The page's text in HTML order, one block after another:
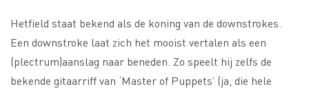
Hetfield staat bekend als de koning van de downstrokes.
Een downstroke laat zich het mooist vertalen als een
(plectrum)aanslag naar beneden. Zo speelt hij zelfs de
bekende gitaarriff van ‘Master of Puppets’ (ja, die hele